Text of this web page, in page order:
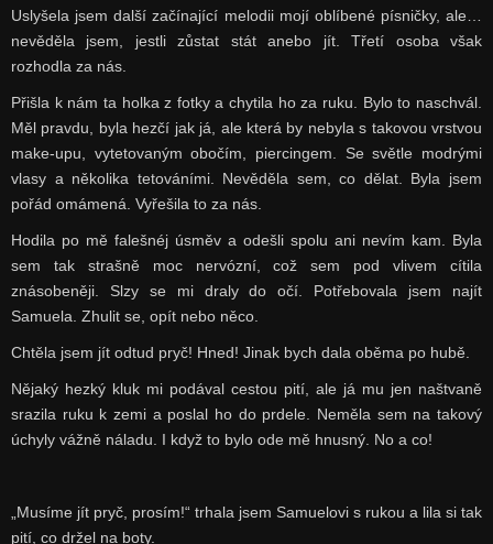
Uslyšela jsem další začínající melodii mojí oblíbené písničky, ale…
nevěděla jsem, jestli zůstat stát anebo jít. Třetí osoba však
rozhodla za nás.
Přišla k nám ta holka z fotky a chytila ho za ruku. Bylo to naschvál.
Měl pravdu, byla hezčí jak já, ale která by nebyla s takovou vrstvou
make-upu, vytetovaným obočím, piercingem. Se světle modrými
vlasy a několika tetováními. Nevěděla sem, co dělat. Byla jsem
pořád omámená. Vyřešila to za nás.
Hodila po mě falešnéj úsměv a odešli spolu ani nevím kam. Byla
sem tak strašně moc nervózní, což sem pod vlivem cítila
znásobeněji. Slzy se mi draly do očí. Potřebovala jsem najít
Samuela. Zhulit se, opít nebo něco.
Chtěla jsem jít odtud pryč! Hned! Jinak bych dala oběma po hubě.
Nějaký hezký kluk mi podával cestou pití, ale já mu jen naštvaně
srazila ruku k zemi a poslal ho do prdele. Neměla sem na takový
úchyly vážně náladu. I když to bylo ode mě hnusný. No a co!
„Musíme jít pryč, prosím!“ trhala jsem Samuelovi s rukou a lila si tak
pití, co držel na boty.